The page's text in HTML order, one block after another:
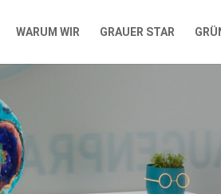
WARUM WIR GRAUER STAR